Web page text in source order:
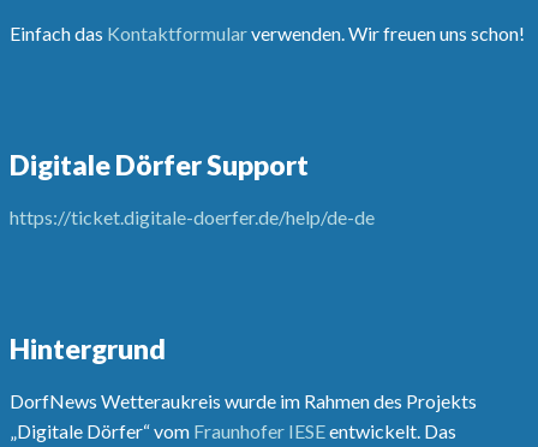
Einfach das Kontaktformularverwenden. Wir freuen uns schon!
Digitale Dörfer Support
https://ticket.digitale-doerfer.de/help/de-de
Hintergrund
DorfNews Wetteraukreis wurde im Rahmen des Projekts
„Digitale Dörfer“ vom Fraunhofer IESEentwickelt. Das